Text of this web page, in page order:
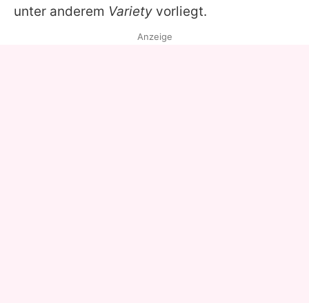
unter anderem Variety vorliegt.
Anzeige